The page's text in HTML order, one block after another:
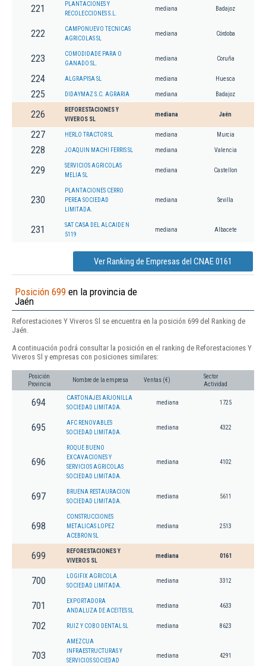
221
PLANTACIONES Y
RECOLECCIONES S.L.
mediana Badajoz
222
CAMPONUEVO TECNICAS
AGRICOLAS SL
mediana Córdoba
223
COMODIDADE PARA O
GANADO SL.
mediana Coruña
224 ALGRAPISA SL mediana Huesca
225 DIDAYMAZ S.C. AGRARIA mediana Badajoz
226
REFORESTACIONES Y
VIVEROS SL
mediana Jaén
227 HERLO TRACTOR SL mediana Murcia
228 JOAQUIN MACHI FERRIS SL mediana Valencia
229
SERVICIOS AGRICOLAS
MELIA SL
mediana Castellon
230
PLANTACIONES CERRO
PEREA SOCIEDAD
LIMITADA.
mediana Sevilla
231
SAT CASA DEL ALCAIDE N
5119
mediana Albacete
Ver Ranking de Empresas del CNAE 0161
Posición 699 en la provincia de
Jaén
Reforestaciones Y Viveros Sl se encuentra en la posición 699 del Ranking de
Jaén.
A continuación podrá consultar la posición en el ranking de Reforestaciones Y
Viveros Sl y empresas con posiciones similares:
Posición
Provincia
Nombre de la empresa Ventas (€)
Sector
Actividad
694
CARTONAJES ARJONILLA
SOCIEDAD LIMITADA.
mediana 1725
695
AFC RENOVABLES
SOCIEDAD LIMITADA.
mediana 4322
696
ROQUE BUENO
EXCAVACIONES Y
SERVICIOS AGRICOLAS
SOCIEDAD LIMITADA.
mediana 4102
697
BRUENA RESTAURACION
SOCIEDAD LIMITADA.
mediana 5611
698
CONSTRUCCIONES
METALICAS LOPEZ
ACEBRON SL
mediana 2513
699
REFORESTACIONES Y
VIVEROS SL
mediana 0161
700
LOGIFIX AGRICOLA
SOCIEDAD LIMITADA.
mediana 3312
701
EXPORTADORA
ANDALUZA DE ACEITES SL
mediana 4633
702 RUIZ Y COBO DENTAL SL mediana 8623
703
AMEZCUA
INFRAESTRUCTURAS Y
SERVICIOS SOCIEDAD
mediana 4291